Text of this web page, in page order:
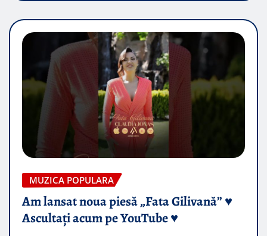
MUZICA POPULARA
Am lansat noua piesă „Fata Gilivană” ♥️
Ascultați acum pe YouTube ♥️